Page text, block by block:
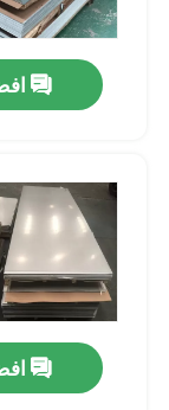
مسكن
معلومات عنا
جولة في
مراقبة الجودة